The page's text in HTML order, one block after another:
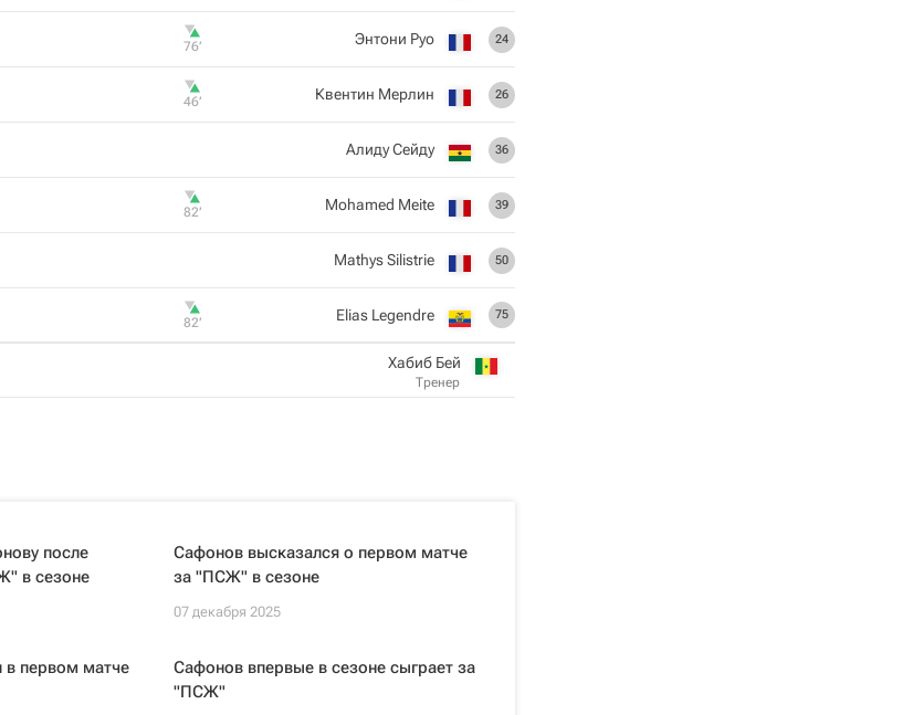
24
Энтони Руо
76‎’‎
26
Квентин Мерлин
46‎’‎
36
Алиду Сейду
39
Mohamed Meite
82‎’‎
50
Mathys Silistrie
75
Elias Legendre
82‎’‎
Хабиб Бей
Тренер
после
в сезоне
Сафонов высказался о первом матче
за "ПСЖ" в сезоне
07 декабря 2025
в первом матче
Сафонов впервые в сезоне сыграет за
"ПСЖ"